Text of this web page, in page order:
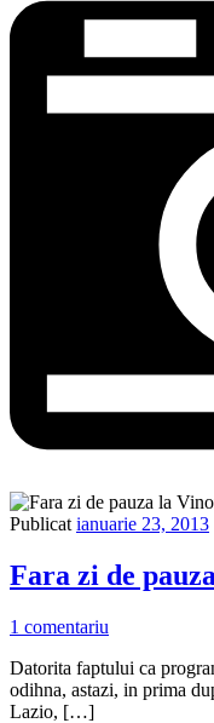
Publicat ianuarie 23, 2013
Fara zi de
1 comentariu
Datorita faptului ca
odihna, astazi, in prima
Lazio, […]